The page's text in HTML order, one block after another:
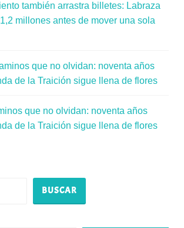
también arrastra billetes: Labraza
millones antes de mover una sola
que no olvidan: noventa años
de la Traición sigue llena de flores
que no olvidan: noventa años
de la Traición sigue llena de flores
BUSCAR